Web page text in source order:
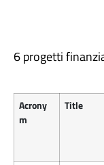
6 progetti
Acrony
m
Title